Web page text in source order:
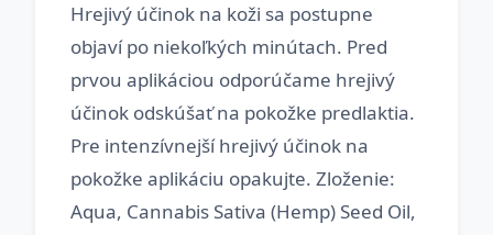
Hrejivý účinok na koži sa postupne
objaví po niekoľkých minútach. Pred
prvou aplikáciou odporúčame hrejivý
účinok odskúšať na pokožke predlaktia.
Pre intenzívnejší hrejivý účinok na
pokožke aplikáciu opakujte. Zloženie:
Aqua, Cannabis Sativa (Hemp) Seed Oil,